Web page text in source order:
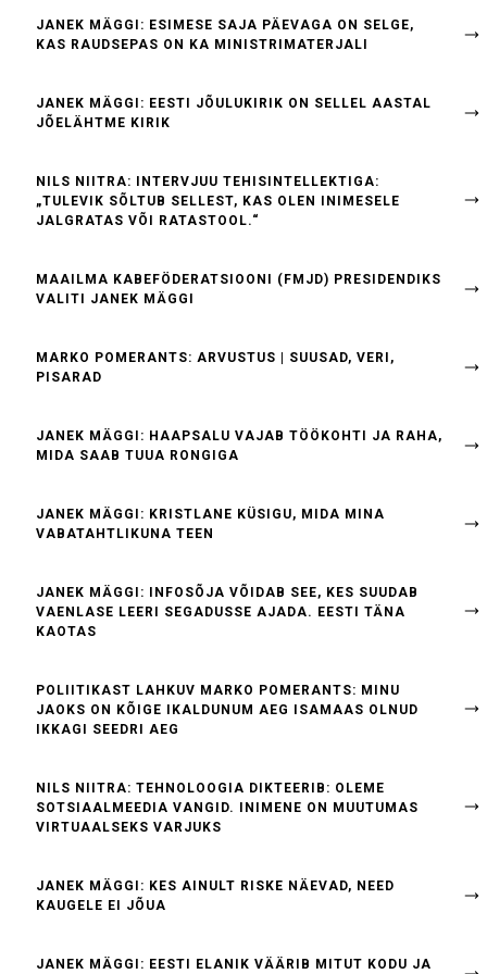
JANEK MÄGGI: ESIMESE SAJA PÄEVAGA ON SELGE,
KAS RAUDSEPAS ON KA MINISTRIMATERJALI
JANEK MÄGGI: EESTI JÕULUKIRIK ON SELLEL AASTAL
JÕELÄHTME KIRIK
NILS NIITRA: INTERVJUU TEHISINTELLEKTIGA:
„TULEVIK SÕLTUB SELLEST, KAS OLEN INIMESELE
JALGRATAS VÕI RATASTOOL.“
MAAILMA KABEFÖDERATSIOONI (FMJD) PRESIDENDIKS
VALITI JANEK MÄGGI
MARKO POMERANTS: ARVUSTUS | SUUSAD, VERI,
PISARAD
JANEK MÄGGI: HAAPSALU VAJAB TÖÖKOHTI JA RAHA,
MIDA SAAB TUUA RONGIGA
JANEK MÄGGI: KRISTLANE KÜSIGU, MIDA MINA
VABATAHTLIKUNA TEEN
JANEK MÄGGI: INFOSÕJA VÕIDAB SEE, KES SUUDAB
VAENLASE LEERI SEGADUSSE AJADA. EESTI TÄNA
KAOTAS
POLIITIKAST LAHKUV MARKO POMERANTS: MINU
JAOKS ON KÕIGE IKALDUNUM AEG ISAMAAS OLNUD
IKKAGI SEEDRI AEG
NILS NIITRA: TEHNOLOOGIA DIKTEERIB: OLEME
SOTSIAALMEEDIA VANGID. INIMENE ON MUUTUMAS
VIRTUAALSEKS VARJUKS
JANEK MÄGGI: KES AINULT RISKE NÄEVAD, NEED
KAUGELE EI JÕUA
JANEK MÄGGI: EESTI ELANIK VÄÄRIB MITUT KODU JA